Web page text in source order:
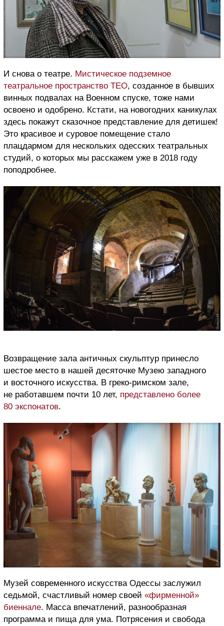
И снова о театре. Мистическое подземное
театральное пространство ТЕО, созданное в бывших
винных подвалах на Военном спуске, тоже нами
освоено и одобрено. Кстати, на новогодних каникулах
здесь покажут сказочное представление для детишек!
Это красивое и суровое помещение стало
плацдармом для нескольких одесских театральных
студий, о которых мы расскажем уже в 2018 году
поподробнее.
Возвращение зала античных скульптур принесло
шестое место в нашей десяточке Музею западного
и восточного искусства. В греко-римском зале,
не работавшем почти 10 лет, представлено более
80 экспонатов.
Музей современного искусства Одессы заслужил
седьмой, счастливый номер своей «фирменной»
биеннале. Масса впечатлений, разнообразная
программа и пища для ума. Потрясения и свобода